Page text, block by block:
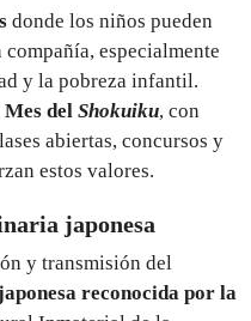
donde los niños pueden
especialmente
y la pobreza infantil.
Mes del Shokuiku, con
abiertas, concursos y
estos valores.
japonesa
y transmisión del
reconocida por la